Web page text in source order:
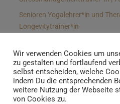
Senioren Yogalehrer*in und
Longevitytrainer*in
Meditationsleiter*in | 50h &
Yoga Alignmenttrainer*in | 40h
Yoga Hilfsmitteltrainer*in
Wir verwenden Cookies um
zu gestalten und fortlaufend
selbst entscheiden, welche
indem Du die entsprechenden
weitere Nutzung der Webseite
von Cookies zu.